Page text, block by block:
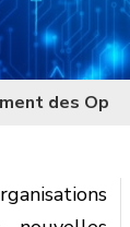
des